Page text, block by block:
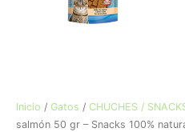
Peces
Otros
Inicio / Gatos / CHUCHES /
salmón 50 gr – Snacks 100%